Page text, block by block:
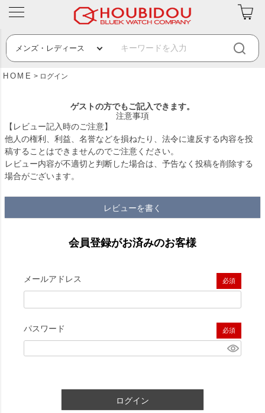
HOME ログイン
ゲストの方でもご記入できます。
注意事項
【レビュー記入時のご注意】
他人の権利、利益、名誉などを損ねたり、法令に違反する内容を投
稿することはできませんのでご注意ください。
レビュー内容が不適切と判断した場合は、予告なく投稿を削除する
場合がございます。
レビューを書く
会員登録がお済みのお客様
メールアドレス
(必須)
パスワード
(必須)
ログイン